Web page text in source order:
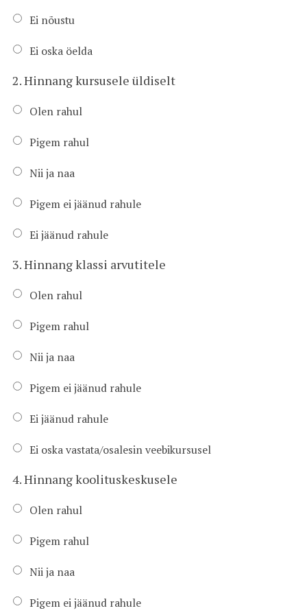
Ei nõustu
Ei oska öelda
2. Hinnang kursusele üldiselt
Olen rahul
Pigem rahul
Nii ja naa
Pigem ei jäänud rahule
Ei jäänud rahule
3. Hinnang klassi arvutitele
Olen rahul
Pigem rahul
Nii ja naa
Pigem ei jäänud rahule
Ei jäänud rahule
Ei oska vastata/osalesin veebikursusel
4. Hinnang koolituskeskusele
Olen rahul
Pigem rahul
Nii ja naa
Pigem ei jäänud rahule